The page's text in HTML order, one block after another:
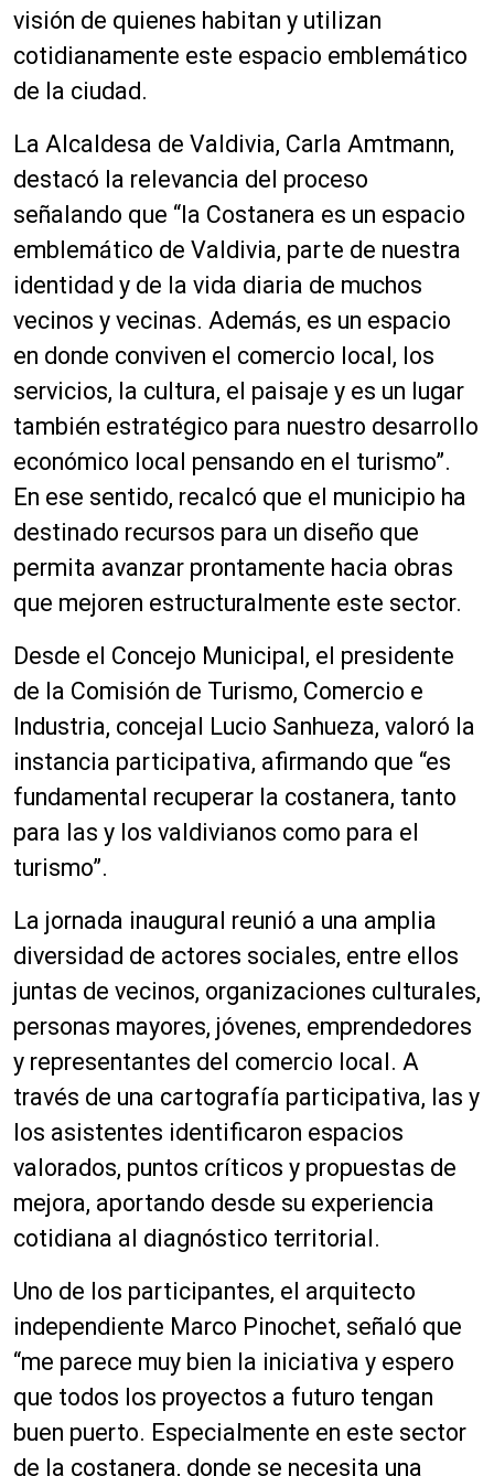
visión de quienes habitan y utilizan
cotidianamente este espacio emblemático
de la ciudad.
La Alcaldesa de Valdivia, Carla Amtmann,
destacó la relevancia del proceso
señalando que “la Costanera es un espacio
emblemático de Valdivia, parte de nuestra
identidad y de la vida diaria de muchos
vecinos y vecinas. Además, es un espacio
en donde conviven el comercio local, los
servicios, la cultura, el paisaje y es un lugar
también estratégico para nuestro desarrollo
económico local pensando en el turismo”.
En ese sentido, recalcó que el municipio ha
destinado recursos para un diseño que
permita avanzar prontamente hacia obras
que mejoren estructuralmente este sector.
Desde el Concejo Municipal, el presidente
de la Comisión de Turismo, Comercio e
Industria, concejal Lucio Sanhueza, valoró la
instancia participativa, afirmando que “es
fundamental recuperar la costanera, tanto
para las y los valdivianos como para el
turismo”.
La jornada inaugural reunió a una amplia
diversidad de actores sociales, entre ellos
juntas de vecinos, organizaciones culturales,
personas mayores, jóvenes, emprendedores
y representantes del comercio local. A
través de una cartografía participativa, las y
los asistentes identificaron espacios
valorados, puntos críticos y propuestas de
mejora, aportando desde su experiencia
cotidiana al diagnóstico territorial.
Uno de los participantes, el arquitecto
independiente Marco Pinochet, señaló que
“me parece muy bien la iniciativa y espero
que todos los proyectos a futuro tengan
buen puerto. Especialmente en este sector
de la costanera, donde se necesita una